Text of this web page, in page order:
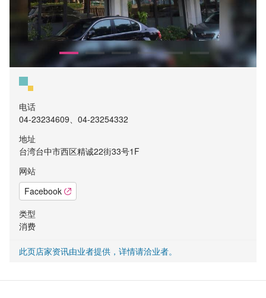
电话
04-23234609、04-23254332
地址
台湾台中市西区精诚22街33号1F
网站
Facebook
类型
消费
此页店家资讯由业者提供，详情请洽业者。